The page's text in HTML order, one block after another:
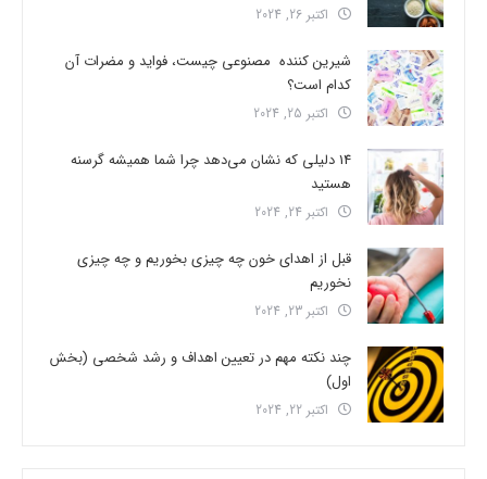
اکتبر 26, 2024
شیرین کننده مصنوعی چیست، فواید و مضرات آن
کدام است؟
اکتبر 25, 2024
14 دلیلی که نشان می‌دهد چرا شما همیشه گرسنه
هستید
اکتبر 24, 2024
قبل از اهدای خون چه چیزی بخوریم و چه چیزی
نخوریم
اکتبر 23, 2024
چند نکته مهم در تعیین اهداف و رشد شخصی (بخش
اول)
اکتبر 22, 2024